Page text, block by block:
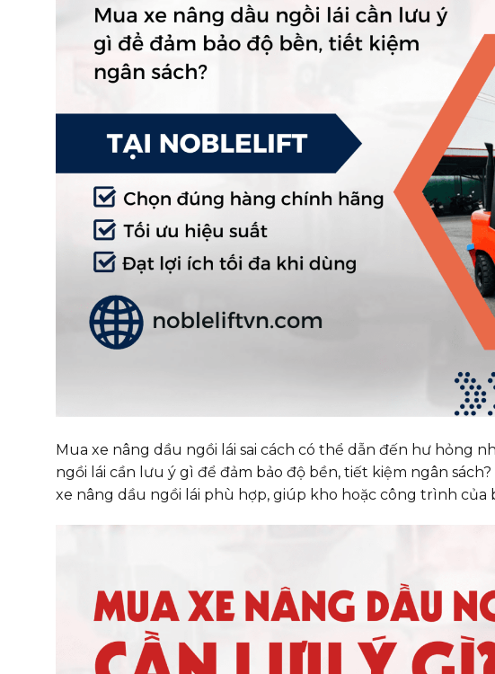
Mua xe nâng dầu ngồi lái sai cách có thể dẫn đến hư hỏng
ngồi lái cần lưu ý gì để đảm bảo độ bền, tiết kiệm ngân
xe nâng dầu ngồi lái phù hợp, giúp kho hoặc công trình của